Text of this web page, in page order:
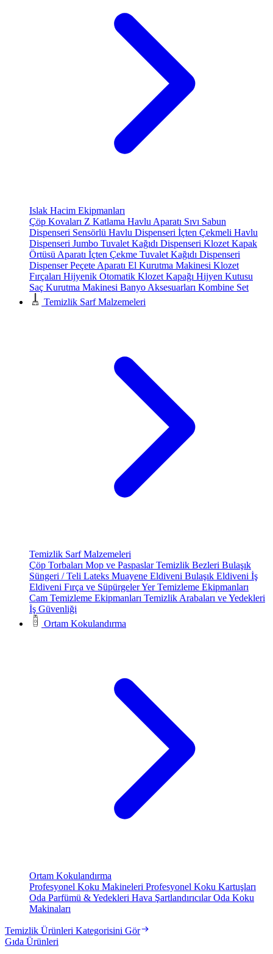
Islak Hacim Ekipmanları
Çöp Kovaları Z Katlama Havlu Aparatı Sıvı Sabun
Dispenseri Sensörlü Havlu Dispenseri İçten Çekmeli Havlu
Dispenseri Jumbo Tuvalet Kağıdı Dispenseri Klozet Kapak
Örtüsü Aparatı İçten Çekme Tuvalet Kağıdı Dispenseri
Dispenser Peçete Aparatı El Kurutma Makinesi Klozet
Fırçaları Hijyenik Otomatik Klozet Kapağı Hijyen Kutusu
Saç Kurutma Makinesi Banyo Aksesuarları Kombine Set
Temizlik Sarf Malzemeleri
Temizlik Sarf Malzemeleri
Çöp Torbaları Mop ve PaspaslarTemizlik Bezleri Bulaşık
Süngeri / Teli Lateks Muayene Eldiveni Bulaşık Eldiveni İş
Eldiveni Fırça ve SüpürgelerYer Temizleme Ekipmanları
Cam Temizleme Ekipmanları Temizlik Arabaları ve Yedekleri
İş Güvenliği
Ortam Kokulandırma
Ortam Kokulandırma
Profesyonel Koku Makineleri Profesyonel Koku Kartuşları
Oda Parfümü & Yedekleri Hava ŞartlandırıcılarOda Koku
Makinaları
Temizlik Ürünleri Kategorisini Gör
Gıda Ürünleri